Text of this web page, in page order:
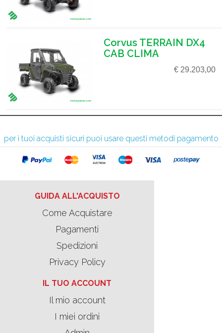
Corvus TERRAIN DX4
CAB CLIMA
€ 29.203,00
per i tuoi acquisti sicuri puoi usare questi metodi pagamento
GUIDA ALL'ACQUISTO
Come Acquistare
Pagamenti
Spedizioni
Privacy Policy
IL TUO ACCOUNT
Il mio account
I miei ordini